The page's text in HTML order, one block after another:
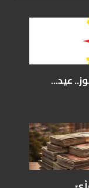
عيد...